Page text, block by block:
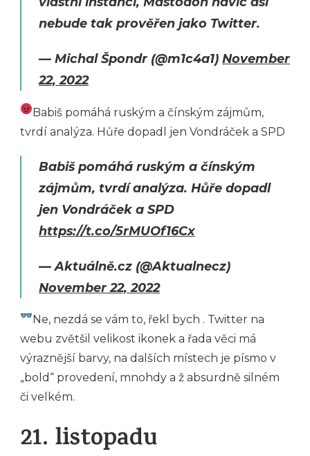
nebude tak prověřen jako Twitter.
— Michal Špondr (@m1c4a1) November
22, 2022
Babiš pomáhá ruským a čínským zájmům,
tvrdí analýza. Hůře dopadl jen Vondráček a SPD
Babiš pomáhá ruským a čínským
zájmům, tvrdí analýza. Hůře dopadl
jen Vondráček a SPD
https://t.co/5rMUOf16Cx
— Aktuálně.cz (@Aktualnecz)
November 22, 2022
Ne, nezdá se vám to, řekl bych . Twitter na
webu zvětšil velikost ikonek a řada věci má
výraznější barvy, na dalších místech je písmo v
„bold“ provedení, mnohdy a ž absurdně silném
či velkém.
21. listopadu